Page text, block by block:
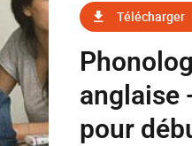
Télécharger
anglaise
pour